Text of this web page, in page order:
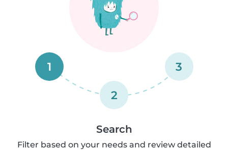
1
2
3
Search
Filter based on your needs and review detailed